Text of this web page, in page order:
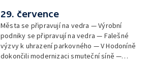
organismus — Kybernetický incident na
Masarykově univerzitě — Slavnostní
vyřazení absolventů Univerzity obran —
Letní kurzy umění pro mladé — Mobilní
kurníky pomáhají na poli
29. července
Města se připravují na vedra — Výrobní
podniky se připravují na vedra — Falešné
výzvy k uhrazení parkovného — V Hodoníně
dokončili modernizaci smuteční síně —